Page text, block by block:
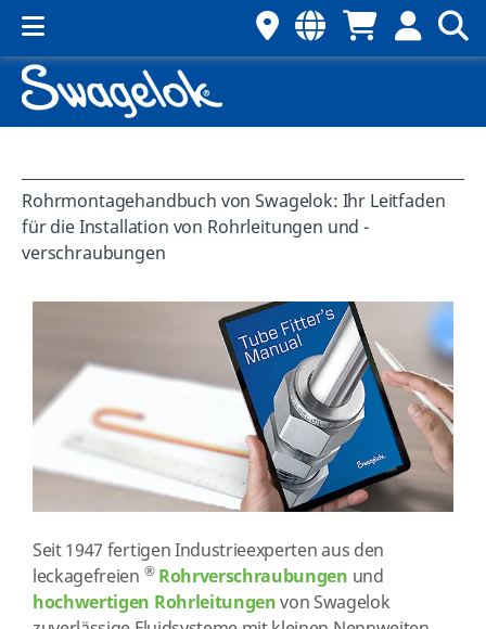
Rohrmontagehandbuch von Swagelok: Ihr Leitfaden
für die Installation von Rohrleitungen und -
verschraubungen
Seit 1947 fertigen Industrieexperten aus den
leckagefreien ® Rohrverschraubungen und
hochwertigen Rohrleitungenvon Swagelok